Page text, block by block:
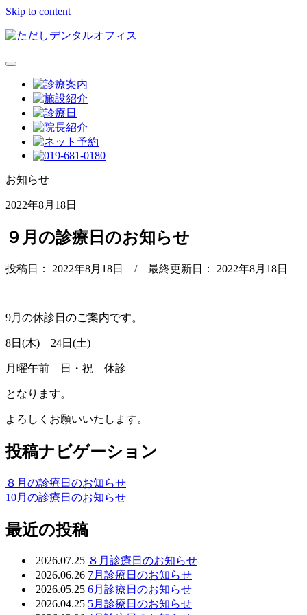
Skip to content
お知らせ
2022年8月18日
９月の診療日のお知らせ
投稿日： 2022年8月18日 / 最終更新日： 2022年8月18日
9月の休診日のご案内です。
8日(木) 24日(土)
月曜午前 日・祝 休診
となります。
よろしくお願いいたします。
投稿ナビゲーション
８月の診療日のお知らせ
10月の診療日のお知らせ
最近の投稿
2026.07.25 ８月診療日のお知らせ
2026.06.26 7月診療日のお知らせ
2026.05.25 6月診療日のお知らせ
2026.04.25 5月診療日のお知らせ